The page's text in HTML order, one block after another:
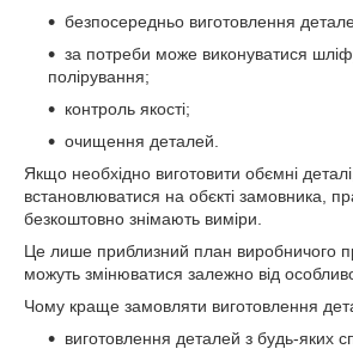
безпосередньо виготовлення
за потреби може виконуватися
полірування;
контроль якості;
очищення деталей.
Якщо необхідно виготовити обємні
встановлюватися на обєкті замовника,
безкоштовно знімають виміри.
Це лише приблизний план виробничого
можуть змінюватися залежно від
Чому краще замовляти виготовлення
виготовлення деталей з будь-яких